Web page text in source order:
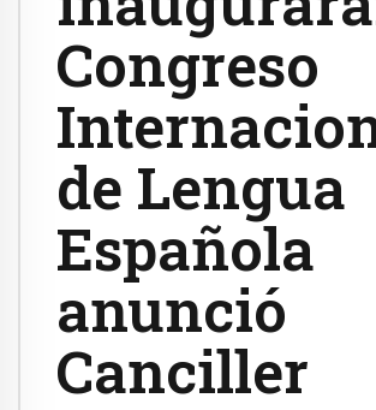
Congreso
de Lengua
Española
anunció
Canciller